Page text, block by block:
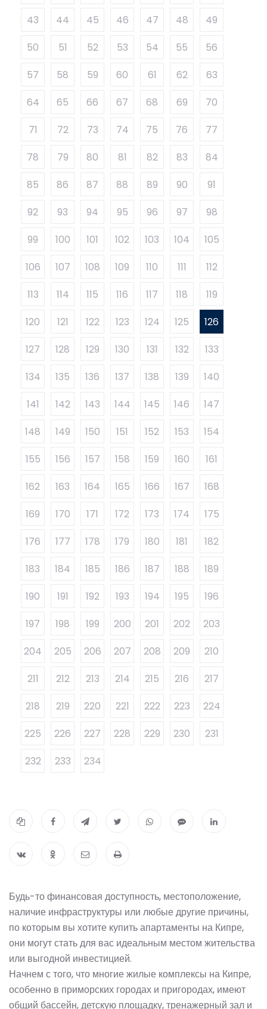
43 44 45 46 47 48
49
50
51 52 53 54 55
56
57
58 59 60 61 62
63
64
65 66 67 68 69
70
71
72 73 74 75 76
77
78
79 80 81 82 83
84
85
86 87 88 89 90
91
92
93 94 95 96 97
98
99
100 101 102 103 104
105
106
107 108 109 110 111
112
113
114 115 116 117 118
119
120
121 122 123 124 125
126
127
128 129 130 131 132
133
134
135 136 137 138 139
140
141
142 143 144 145 146
147
148
149 150 151 152 153
154
155
156 157 158 159 160
161
162
163 164 165 166 167
168
169
170 171 172 173 174
175
176
177 178 179 180 181
182
183
184 185 186 187 188
189
190
191 192 193 194 195
196
197
198 199 200 201 202
203
204
205 206 207 208 209
210
211
212 213 214 215 216
217
218
219 220 221 222 223
224
225
226 227 228 229 230
231
232
233 234
Будь-то финансовая доступность, местоположение,
наличие инфраструктуры или любые другие причины,
по которым вы хотите купить апартаменты на Кипре,
они могут стать для вас идеальным местом жительства
или выгодной инвестицией.
Начнем с того, что многие жилые комплексы на Кипре,
особенно в приморских городах и пригородах, имеют
общий бассейн, детскую площадку, тренажерный зал и